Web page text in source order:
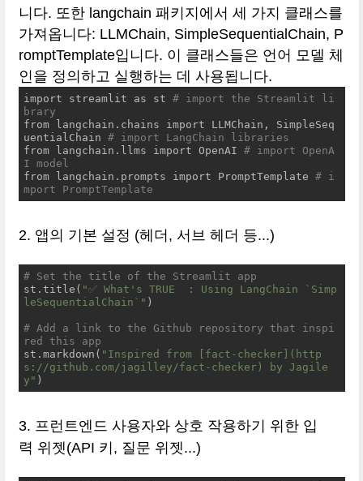
니다. 또한 langchain 패키지에서 세 가지 클래스를
가져옵니다: LLMChain, SimpleSequentialChain, P
romptTemplate입니다. 이 클래스들은 언어 모델 체
인을 정의하고 실행하는 데 사용됩니다.
import streamlit as st # import the Streamlit li
brary
from langchain.chains import LLMChain, SimpleSeq
uentialChain # import LangChain libraries
from langchain.llms import OpenAI # import OpenA
I model
from langchain.prompts import PromptTemplate # i
mport PromptTemplate
2. 앱의 기본 설정 (헤더, 서브 헤더 등...)
# Set the title of the Streamlit app
st.title( "✅ What's TRUE  : Using LangChain `Simp
leSequentialChain`" )
# Add a link to the Github repository that inspi
red this app
st.markdown( "Inspired from [fact-checker](http
s://github.com/jagilley/fact-checker) by Jagile
y" )
3. 프런트엔드 사용자와 상호 작용하기 위한 입
력 위젯(API 키, 질문 위젯...)